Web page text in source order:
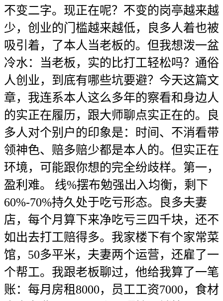
不变二字。现正在呢？不变的岗亭越来越
少，创业的门槛越来越低，良多人着也被
吸引着，了本人当老板的。但我想泼一盆
冷水：当老板，实的比打工轻松吗？通俗
人创业，到底有哪些坑要避？今天这篇文
章，我连系本人这么多年的察看和身边人
的实正在履历，跟大师聊点实正在的。良
多人对个别户的印象是：时间、不消看带
领神色、赔多赔少都是本人的。但实正在
环境，可能跟你想的完全纷歧样。第一，
盈利难。 线%摆布勉强出入均衡，剩下
60%-70%持久处于吃亏形态。良多夫妻
店，每个月算下来净吃亏三四千块，还不
如出去打工赔得多。我家楼下有个家常菜
馆，50多平米，夫妻两个运营，还雇了一
个帮工。我跟老板聊过，他给我算了一笔
账：每月房租8000，员工工资7000，食材